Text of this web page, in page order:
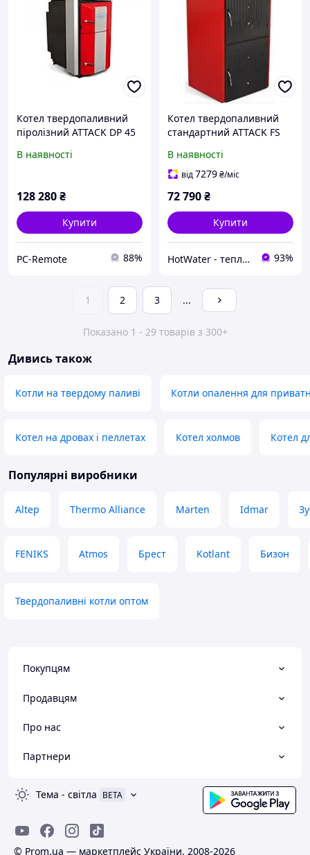
Котел твердопаливний
піролізний ATTACK DP 45
В наявності
128 280₴
Купити
PC-Remote 88%
Котел твердопаливний
стандартний ATTACK FS
В наявності
від7279₴/міс
72 790₴
Купити
HotWater - тепло, комфорт та енергія вашого будинку 93%
1 2 3 ...
Показано 1 - 29 товарів з 300+
Дивись також
Котли на твердому паливі Котли опалення для
Котел на дровах і пеллетах Котел холмов Котел
Популярні виробники
Altep Thermo Alliance Marten Idmar
FENIKS Atmos Брест Kotlant Бизон
Твердопаливні котли оптом
Покупцям
Продавцям
Про нас
Партнери
Тема - світла BETA
© Prom.ua — маркетплейс України, 2008-2026